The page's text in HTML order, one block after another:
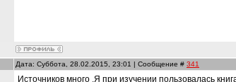
Дата: Суббота, 28.02.2015, 23:01 | Сообщение # 341
Источников много .Я при изучении пользовалась